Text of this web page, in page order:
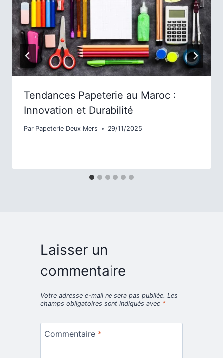
Tendances Papeterie au Maroc :
Innovation et Durabilité
Par Papeterie Deux Mers 29/11/2025
Laisser un
commentaire
Votre adresse e-mail ne sera pas publiée. Les
champs obligatoires sont indiqués avec *
Commentaire *